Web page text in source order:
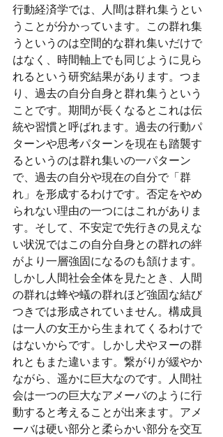
行動経済学では、人間は群れ集うとい
うことが分かっています。この群れ集
うというのは空間的な群れ集いだけで
はなく、時間軸上でも同じように見ら
れるという研究結果があります。つま
り、過去の自分自身と群れ集うという
ことです。期間が長くなるとこれは伝
統や習慣と呼ばれます。過去の行動パ
ターンや思考パターンを現在も踏襲す
るというのは群れ集いの一パターン
で、過去の自分や現在の自分で「群
れ」を形成するわけです。否定をやめ
られない理由の一つにはこれがありま
す。そして、不安定で先行きの見えな
い状況ではこの自分自身との群れの絆
がより一層強固になるのも頷けます。
しかし人間社会全体を見たとき、人間
の群れは蜂や蟻の群れほど強固な結び
つきでは形成されていません。構成員
は一人の女王から生まれてくるわけで
はないからです。しかし犬やヌーの群
れともまた違います。繋がりが緩やか
ながら、遥かに巨大なのです。人間社
会は一つの巨大なアメーバのように行
動すると考えることが出来ます。アメ
ーバは硬い部分と柔らかい部分を交互